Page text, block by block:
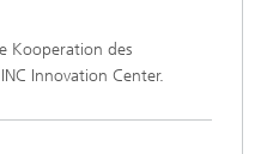
Kooperation des
Innovation Center.